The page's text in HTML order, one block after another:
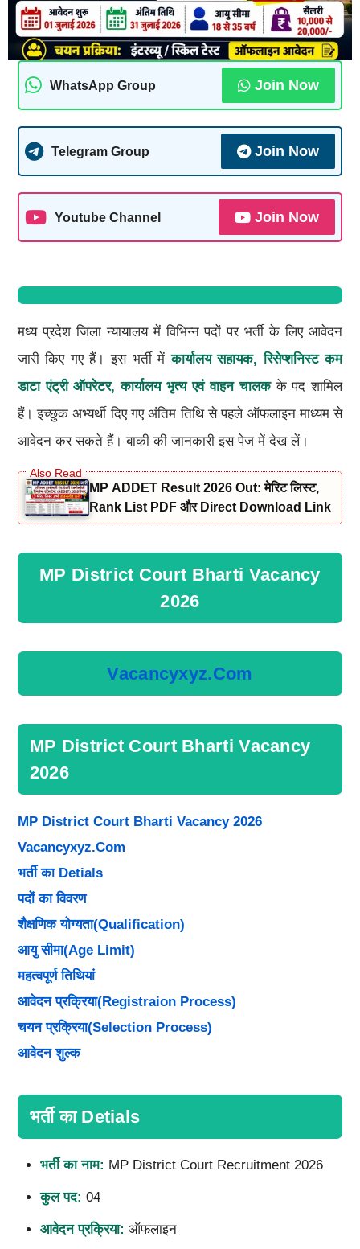
WhatsApp Group Join Now
Telegram Group Join Now
Youtube Channel Join Now
मध्य प्रदेश जिला न्यायालय में विभिन्न पदों पर भर्ती के लिए आवेदन
जारी किए गए हैं। इस भर्ती मेंकार्यालय सहायक, रिसेप्शनिस्ट कम
डाटा एंट्री ऑपरेटर, कार्यालय भृत्य एवं वाहन चालकके पद शामिल
हैं। इच्छुक अभ्यर्थी दिए गए अंतिम तिथि से पहले ऑफलाइन माध्यम से
आवेदन कर सकते हैं। बाकी की जानकारी इस पेज में देख लें।
MP ADDET Result 2026 Out: मेरिट लिस्ट,
Rank List PDF और Direct Download Link
MP District Court Bharti Vacancy
2026
Vacancyxyz.com
MP District Court Bharti Vacancy
2026
MP District Court Bharti Vacancy 2026
Vacancyxyz.com
भर्ती का Detials
पदों का विवरण
शैक्षणिक योग्यता(Qualification)
आयु सीमा(Age Limit)
महत्वपूर्ण तिथियां
आवेदन प्रक्रिया(Registraion Process)
चयन प्रक्रिया(Selection Process)
आवेदन शुल्क
भर्ती का Detials
भर्ती का नाम: MP District Court Recruitment 2026
कुल पद: 04
आवेदन प्रक्रिया: ऑफलाइन